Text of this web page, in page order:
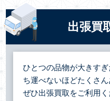
出張買
ひとつの品物が大きす
ち運べないほどたくさ
ぜひ出張買取をご利用く